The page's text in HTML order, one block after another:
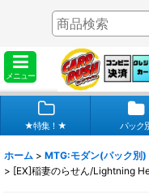
メニュー
★特集！★ パック
ホーム > MTG:モダン(パック別)
> [EX]稲妻のらせん/Lightning